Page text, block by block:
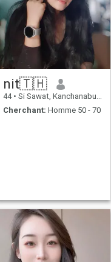
nit🇹🇭
44 • Si Sawat, Kanchanaburi, Thailande
Cherchant: Homme 50 - 70